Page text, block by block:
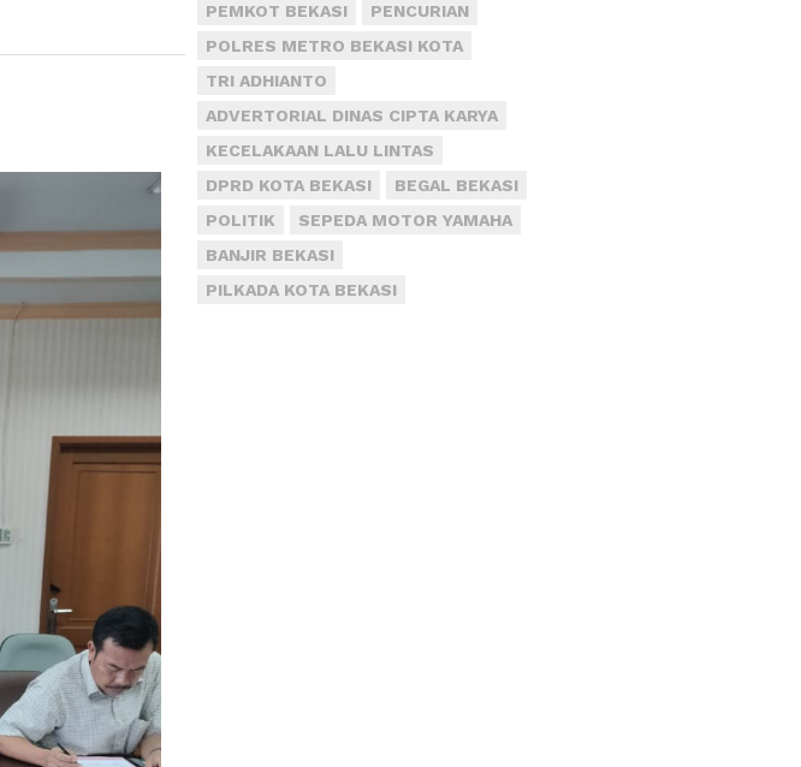
PEMKOT BEKASI
PENCURIAN
POLRES METRO BEKASI KOTA
TRI ADHIANTO
ADVERTORIAL DINAS CIPTA KARYA
KECELAKAAN LALU LINTAS
DPRD KOTA BEKASI
BEGAL BEKASI
POLITIK
SEPEDA MOTOR YAMAHA
BANJIR BEKASI
PILKADA KOTA BEKASI